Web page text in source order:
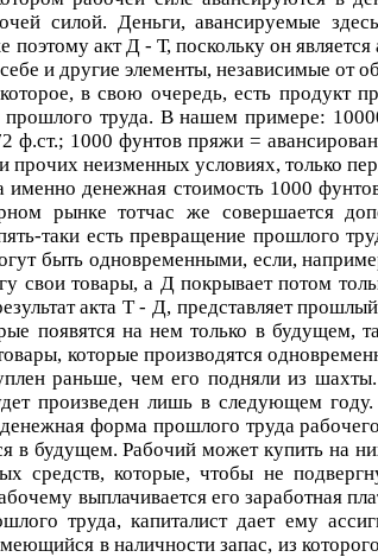
силой. Деньги, авансируемые
поэтому актД - Т, поскольку он
и другие элементы, независимые от
в свою очередь, есть продукт
прошлого труда. В нашем примере:
ф.ст.; 1000 фунтов пряжи =
прочих неизменных условиях, только
именно денежная стоимость 1000
рынке тотчас же совершается
таки есть превращение прошлого
быть одновременными, если,
свои товары, а Д покрывает потом
акта Т - Д, представляет
появятся на нем только в будущем,
которые производятся
раньше, чем его подняли из
произведен лишь в следующем
форма прошлого труда
в будущем. Рабочий может купить
которые, чтобы не
выплачивается его заработная
труда, капиталист дает ему
в наличности запас, из